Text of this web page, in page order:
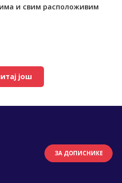
и свим расположивим
још
ЗА ДОПИСНИКЕ